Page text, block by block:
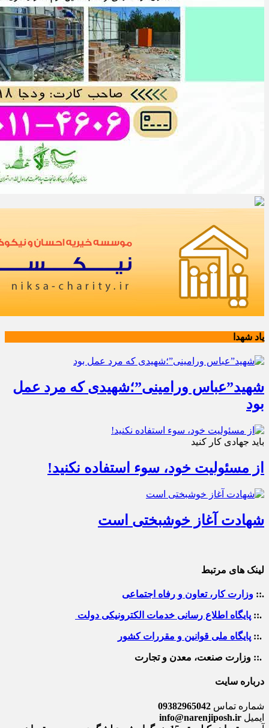
یاد شهدا
شهید”عباس ورامینی”؛شهیدی که مرد عمل
بود
باید جهادی کار کنید
از مسئولیت خود، سوء استفاده نکنید!
شهادت آغاز خوشبختی است
لینک های مرتبط
.:: وزارت کار، تعاون و رفاه اجتماعی
.:: پایگاه اطلاع رسانی خدمات الکترونیکی دولت
.:: پایگاه ملی قوانین و مقررات کشور
.:: وزارت صنعت، معدن و تجارت
درباره سایت
شماره تماس 09382965042
ایمیل info@narenjiposh.ir